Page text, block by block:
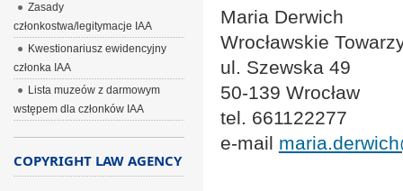
Maria Derwich
Wrocławskie
ul. Szewska 49
50-139 Wrocław
tel. 661122277
e-mail
Zasady
członkostwa/legitymacje IAA
Kwestionariusz ewidencyjny
członka IAA
Lista muzeów z darmowym
wstępem dla członków IAA
COPYRIGHT LAW AGENCY